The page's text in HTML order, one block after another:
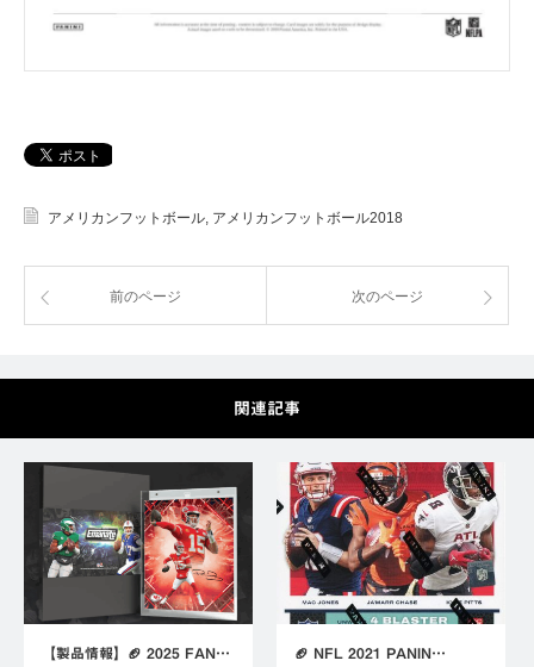
アメリカンフットボール, アメリカンフットボール2018
前のページ 次のページ
関連記事
【製品情報】🏈 2025 FAN… 🏈 NFL 2021 PANIN…